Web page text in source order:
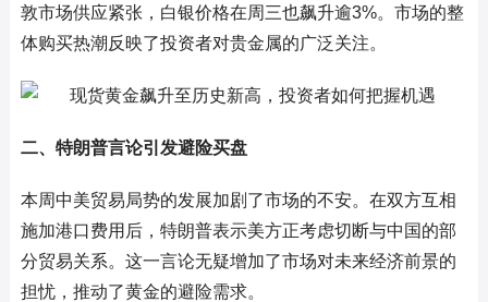
敦市场供应紧张，白银价格在周三也飙升逾3%。市场的整
体购买热潮反映了投资者对贵金属的广泛关注。
二、特朗普言论引发避险买盘
本周中美贸易局势的发展加剧了市场的不安。在双方互相
施加港口费用后，特朗普表示美方正考虑切断与中国的部
分贸易关系。这一言论无疑增加了市场对未来经济前景的
担忧，推动了黄金的避险需求。